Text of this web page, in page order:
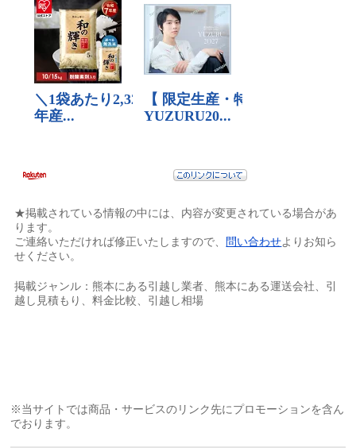
★掲載されている情報の中には、内容が変更されている場合があ
ります。
ご連絡いただければ修正いたしますので、 問い合わせよりお知ら
せください。
掲載ジャンル：熊本にある引越し業者、熊本にある運送会社、引
越し見積もり、料金比較、引越し相場
※当サイトでは商品・サービスのリンク先にプロモーションを含ん
でおります。